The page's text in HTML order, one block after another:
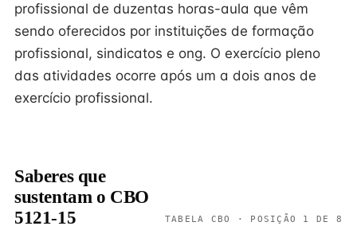
profissional de duzentas horas-aula que vêm
sendo oferecidos por instituições de formação
profissional, sindicatos e ong. O exercício pleno
das atividades ocorre após um a dois anos de
exercício profissional.
Saberes que
sustentam o CBO
5121-15
TABELA CBO · POSIÇÃO 1 DE 8